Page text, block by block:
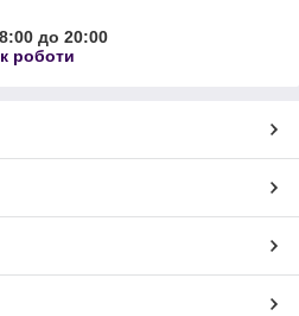
до 20:00
роботи